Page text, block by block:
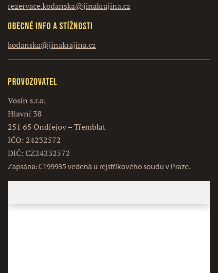
rezervace.kodanska@jinakrajina.cz
Obecné info a stížnosti
kodanska@jinakrajina.cz
Provozovatel
Vosín s.r.o.
Hlavní 38
251 65 Ondřejov – Třemblat
IČO: 24232572
DIČ: CZ24232572
Zapsána: C199935 vedená u rejstříkového soudu v Praze.